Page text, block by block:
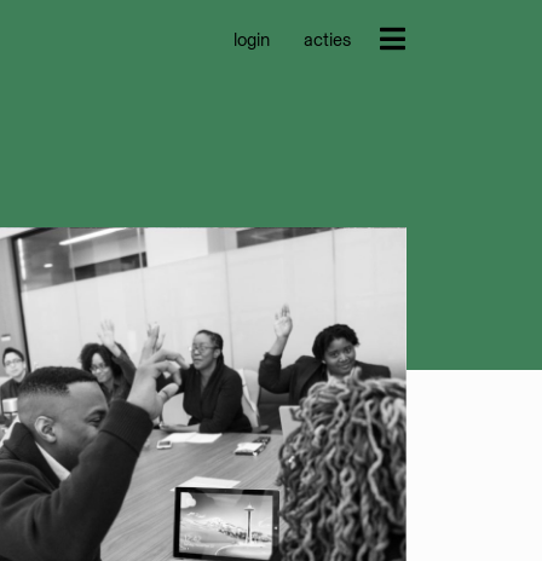
login acties